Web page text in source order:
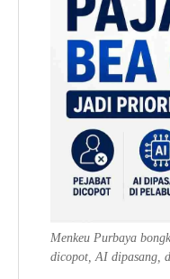
Menkeu Purbaya
dicopot, AI dipasang,